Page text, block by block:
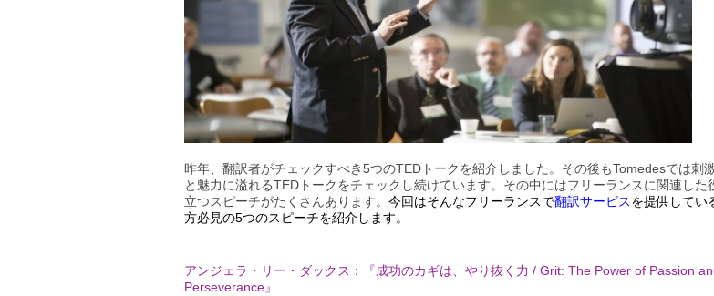
昨年、翻訳者がチェックすべき5つのTEDトークを紹介しました。その後もTomedesでは刺
と魅力に溢れるTEDトークをチェックし続けています。その中にはフリーランスに関連した
立つスピーチがたくさんあります。 今回はそんなフリーランスで翻訳サービスを提供してい
方必見の5つのスピーチを紹介します。
アンジェラ・リー・ダックス：『成功のカギは、やり抜く力 / Grit: The Power of Passion
Perseverance』